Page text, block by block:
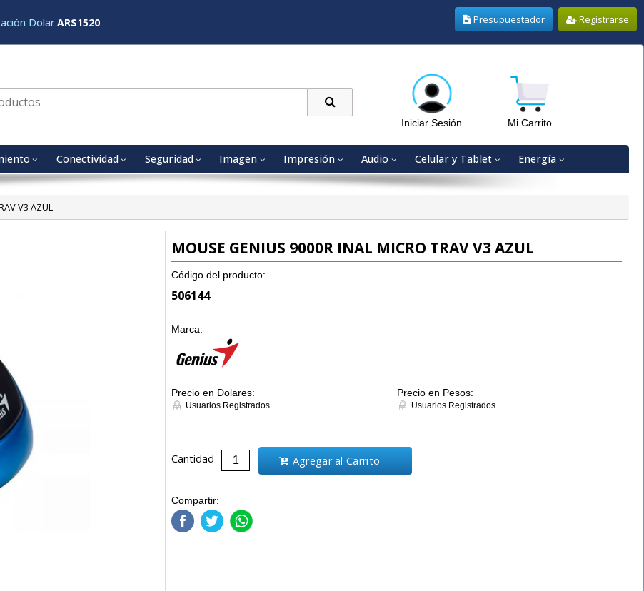
DolarAR$1520 Presupuestador Registrarse
Iniciar Sesión Mi Carrito
Conectividad Seguridad Imagen Impresión Audio Celular y Tablet Energía
V3 AZUL
MOUSE GENIUS 9000R INAL MICRO TRAV V3 AZUL
Código del producto:
506144
Marca:
Precio en Dolares:
Usuarios Registrados
Precio en Pesos:
Usuarios Registrados
Cantidad Agregar al Carrito
Compartir: